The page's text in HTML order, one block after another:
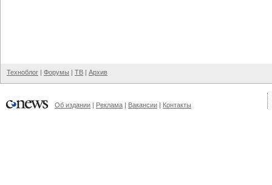
Техноблог | Форумы | ТВ | Архив
Об издании | Реклама | Вакансии | Контакты